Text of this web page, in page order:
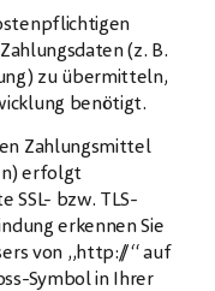
(z. B.
zu übermitteln,
benötigt.
Zahlungsmittel
erfolgt
SSL- bzw. TLS-
erkennen Sie
von „http://“ auf
Symbol in Ihrer